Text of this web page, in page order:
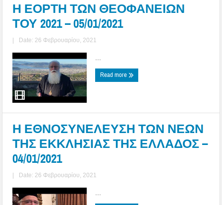
Η ΕΟΡΤΗ ΤΩΝ ΘΕΟΦΑΝΕΙΩΝ
ΤΟΥ 2021 – 05/01/2021
| Date: 26 Φεβρουαρίου, 2021
Read more
Η ΕΘΝΟΣΥΝΕΛΕΥΣΗ ΤΩΝ ΝΕΩΝ
ΤΗΣ ΕΚΚΛΗΣΙΑΣ ΤΗΣ ΕΛΛΑΔΟΣ –
04/01/2021
| Date: 26 Φεβρουαρίου, 2021